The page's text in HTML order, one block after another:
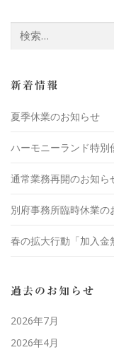
新着情報
夏季休業のお知らせ
ハーモニーランド特
通常業務再開のお知ら
別府事務所臨時休業の
春の拡大行動「加入金
過去のお知らせ
2026年7月
2026年4月